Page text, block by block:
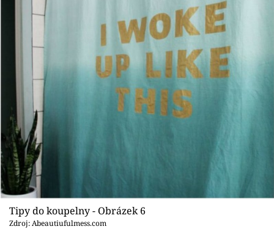
Tipy do koupelny - Obrázek 6
Zdroj: Abeautiufulmess.com